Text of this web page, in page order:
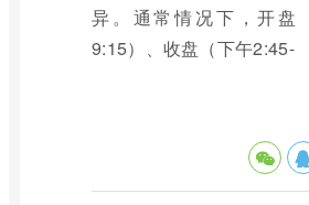
异。通常情况下，开盘
9:15）、收盘（下午2:45-